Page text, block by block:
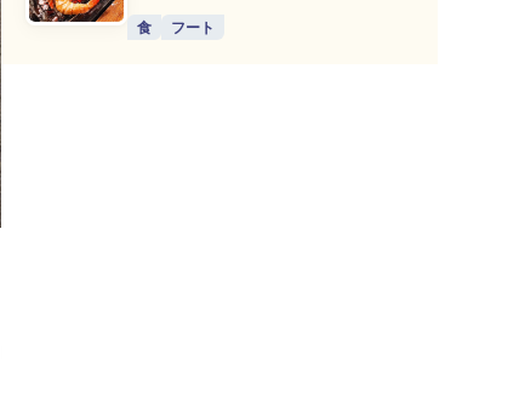
食 フート